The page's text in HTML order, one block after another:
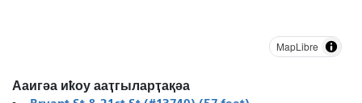
MapLibre
Ааигәа иҟоу ааҭгыларҭақәа